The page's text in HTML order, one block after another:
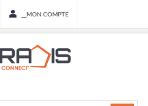
__MON COMPTE